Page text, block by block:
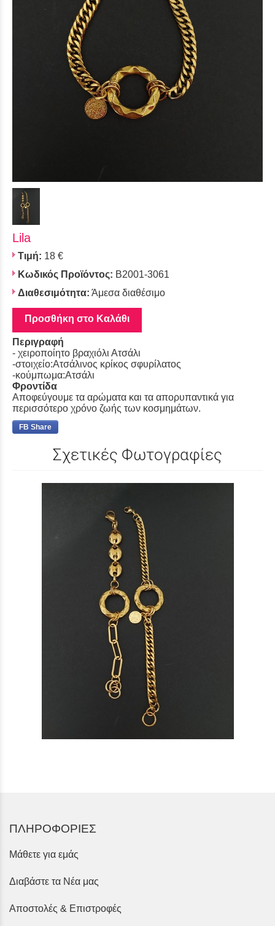
Lila
Τιμή: 18 €
Κωδικός Προϊόντος: B2001-3061
Διαθεσιμότητα: Άμεσα διαθέσιμο
Προσθήκη στο Καλάθι
Περιγραφή
- χειροποίητο βραχιόλι Ατσάλι
-στοιχείο:Ατσάλινος κρίκος σφυρίλατος
-κούμπωμα:Ατσάλι
Φροντίδα
Αποφεύγουμε τα αρώματα και τα απορυπαντικά για
περισσότερο χρόνο ζωής των κοσμημάτων.
FB Share
Σχετικές Φωτογραφίες
ΠΛΗΡΟΦΟΡΙΕΣ
Μάθετε για εμάς
Διαβάστε τα Νέα μας
Αποστολές & Επιστροφές